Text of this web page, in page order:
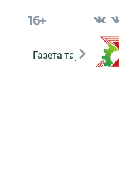
16+
Газета тарихы